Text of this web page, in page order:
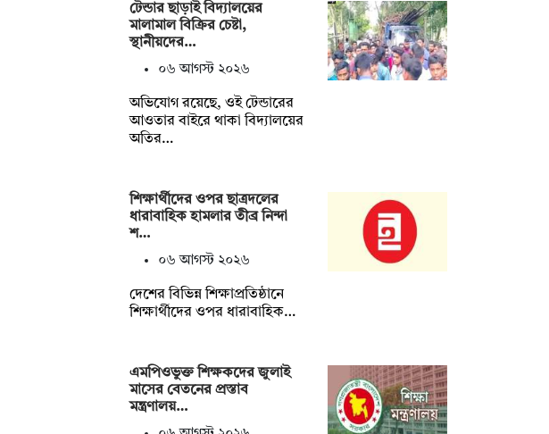
টেন্ডার ছাড়াই বিদ্যালয়ের
মালামাল বিক্রির চেষ্টা,
স্থানীয়দের…
০৬ আগস্ট ২০২৬
অভিযোগ রয়েছে, ওই টেন্ডারের
আওতার বাইরে থাকা বিদ্যালয়ের
অতির…
শিক্ষার্থীদের ওপর ছাত্রদলের
ধারাবাহিক হামলার তীব্র নিন্দা
শ…
০৬ আগস্ট ২০২৬
দেশের বিভিন্ন শিক্ষাপ্রতিষ্ঠানে
শিক্ষার্থীদের ওপর ধারাবাহিক…
এমপিওভুক্ত শিক্ষকদের জুলাই
মাসের বেতনের প্রস্তাব
মন্ত্রণালয়…